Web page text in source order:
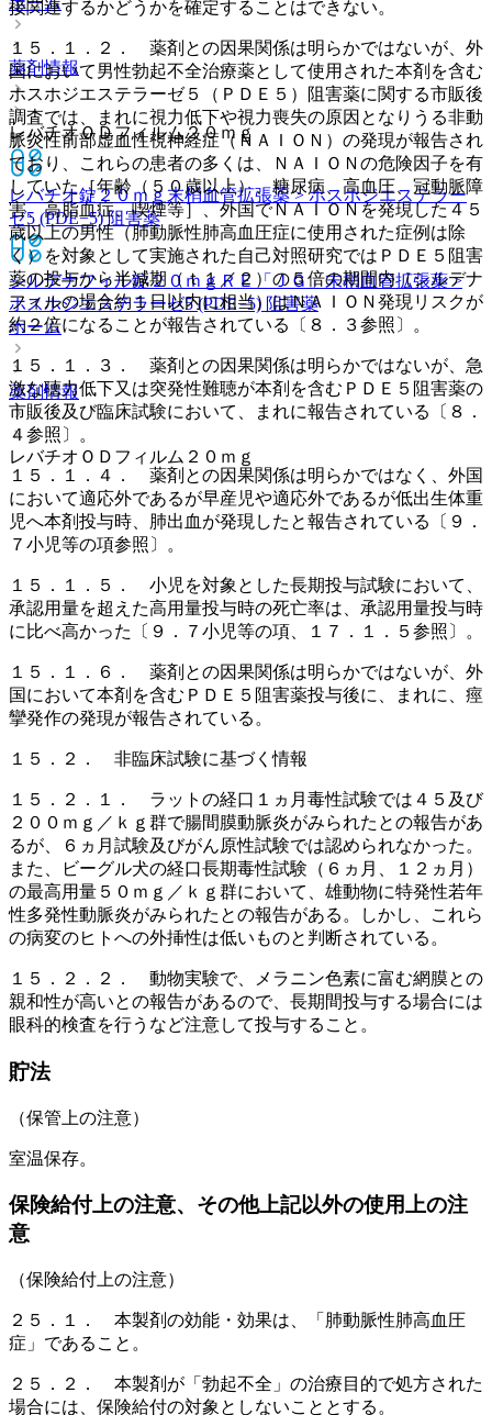
薬剤情報
レバチオＯＤフィルム２０ｍｇ
レバチオ錠２０ｍｇ 末梢血管拡張薬 > ホスホジエステラー
ゼ5 (PDE−5) 阻害薬
シルデナフィル錠２０ｍｇＲＥ「ＪＧ」末梢血管拡張薬 >
ホスホジエステラーゼ5 (PDE−5) 阻害薬
ホーム
薬剤情報
レバチオＯＤフィルム２０ｍｇ
接関連するかどうかを確定することはできない。
１５．１．２． 薬剤との因果関係は明らかではないが、外
国において男性勃起不全治療薬として使用された本剤を含む
ホスホジエステラーゼ５（ＰＤＥ５）阻害薬に関する市販後
調査では、まれに視力低下や視力喪失の原因となりうる非動
脈炎性前部虚血性視神経症（ＮＡＩＯＮ）の発現が報告され
ており、これらの患者の多くは、ＮＡＩＯＮの危険因子を有
していた［年齢（５０歳以上）、糖尿病、高血圧、冠動脈障
害、高脂血症、喫煙等］、外国でＮＡＩＯＮを発現した４５
歳以上の男性（肺動脈性肺高血圧症に使用された症例は除
く）を対象として実施された自己対照研究ではＰＤＥ５阻害
薬の投与から半減期（ｔ１／２）の５倍の期間内（シルデナ
フィルの場合約１日以内に相当）はＮＡＩＯＮ発現リスクが
約２倍になることが報告されている〔８．３参照〕。
１５．１．３． 薬剤との因果関係は明らかではないが、急
激な聴力低下又は突発性難聴が本剤を含むＰＤＥ５阻害薬の
市販後及び臨床試験において、まれに報告されている〔８．
４参照〕。
１５．１．４． 薬剤との因果関係は明らかではなく、外国
において適応外であるが早産児や適応外であるが低出生体重
児へ本剤投与時、肺出血が発現したと報告されている〔９．
７小児等の項参照〕。
１５．１．５． 小児を対象とした長期投与試験において、
承認用量を超えた高用量投与時の死亡率は、承認用量投与時
に比べ高かった〔９．７小児等の項、１７．１．５参照〕。
１５．１．６． 薬剤との因果関係は明らかではないが、外
国において本剤を含むＰＤＥ５阻害薬投与後に、まれに、痙
攣発作の発現が報告されている。
１５．２． 非臨床試験に基づく情報
１５．２．１． ラットの経口１ヵ月毒性試験では４５及び
２００ｍｇ／ｋｇ群で腸間膜動脈炎がみられたとの報告があ
るが、６ヵ月試験及びがん原性試験では認められなかった。
また、ビーグル犬の経口長期毒性試験（６ヵ月、１２ヵ月）
の最高用量５０ｍｇ／ｋｇ群において、雄動物に特発性若年
性多発性動脈炎がみられたとの報告がある。しかし、これら
の病変のヒトへの外挿性は低いものと判断されている。
１５．２．２． 動物実験で、メラニン色素に富む網膜との
親和性が高いとの報告があるので、長期間投与する場合には
眼科的検査を行うなど注意して投与すること。
貯法
（保管上の注意）
室温保存。
保険給付上の注意、その他上記以外の使用上の注
意
（保険給付上の注意）
２５．１． 本製剤の効能・効果は、「肺動脈性肺高血圧
症」であること。
２５．２． 本製剤が「勃起不全」の治療目的で処方された
場合には、保険給付の対象としないこととする。